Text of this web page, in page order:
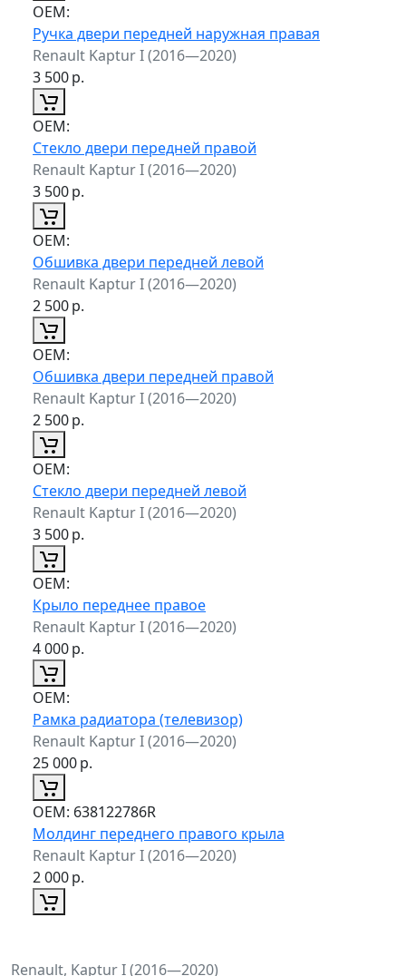
ОЕМ:
Ручка двери передней наружная правая
Renault Kaptur I (2016—2020)
3 500р.
ОЕМ:
Стекло двери передней правой
Renault Kaptur I (2016—2020)
3 500р.
ОЕМ:
Обшивка двери передней левой
Renault Kaptur I (2016—2020)
2 500р.
ОЕМ:
Обшивка двери передней правой
Renault Kaptur I (2016—2020)
2 500р.
ОЕМ:
Стекло двери передней левой
Renault Kaptur I (2016—2020)
3 500р.
ОЕМ:
Крыло переднее правое
Renault Kaptur I (2016—2020)
4 000р.
ОЕМ:
Рамка радиатора (телевизор)
Renault Kaptur I (2016—2020)
25 000р.
ОЕМ: 638122786R
Молдинг переднего правого крыла
Renault Kaptur I (2016—2020)
2 000р.
Renault, Kaptur I (2016—2020)